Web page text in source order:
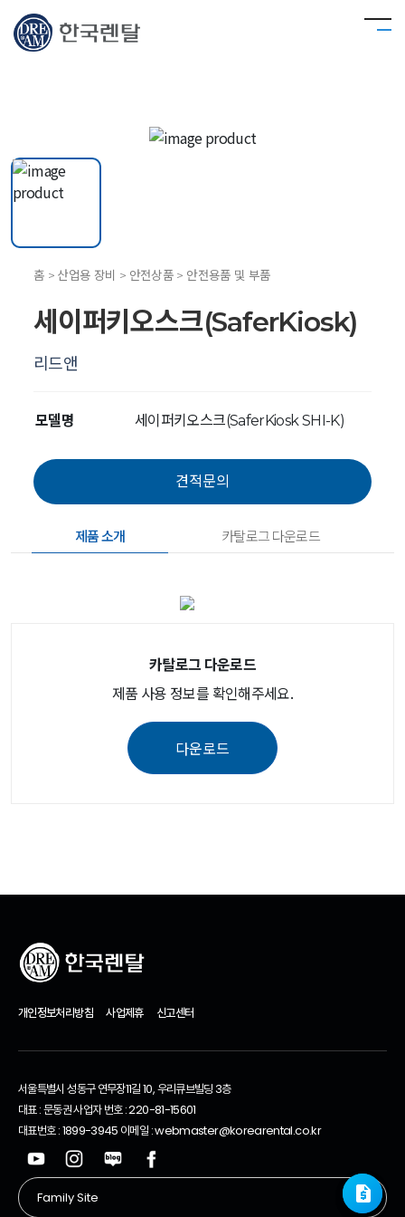
request_quote
홈 > 산업용 장비 > 안전상품 > 안전용품 및 부품
세이퍼키오스크(SaferKiosk)
리드앤
모델명 세이퍼키오스크(SaferKiosk SHI-K)
제품 소개 카탈로그 다운로드
카탈로그 다운로드
제품 사용 정보를 확인해주세요.
다운로드
request_quote
개인정보처리방침 사업제휴 신고센터
서울특별시 성동구 연무장11길 10, 우리큐브빌딩 3층
대표 : 문동권 사업자 번호 : 220-81-15601
대표번호 : 1899-3945 이메일 : webmaster@korearental.co.kr